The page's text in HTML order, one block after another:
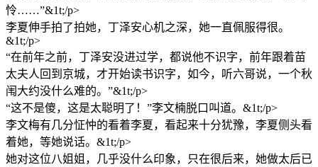
怜……”&1t;/p>
李夏伸手拍了拍她，丁泽安心机之深，她一直佩服得很。
&1t;/p>
“在前年之前，丁泽安没进过学，都说他不识字，前年跟着苗
太夫人回到京城，才开始读书识字，如今，听六哥说，一个秋
闱大约没什么难的。”&1t;/p>
“这不是傻，这是太聪明了！”李文楠脱口叫道。&1t;/p>
李文梅有几分怔忡的看着李夏，看起来十分犹豫，李夏侧头看
着她，等她说话。&1t;/p>
她对这位八姐姐，几乎没什么印象，只在很后来，她做太后已